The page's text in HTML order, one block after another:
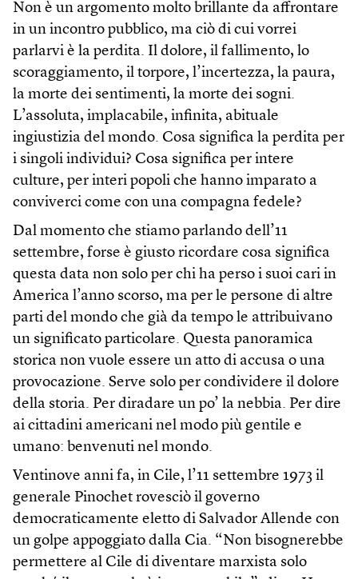
Non è un argomento molto brillante da affrontare
in un incontro pubblico, ma ciò di cui vorrei
parlarvi è la perdita. Il dolore, il fallimento, lo
scoraggiamento, il torpore, l’incertezza, la paura,
la morte dei sentimenti, la morte dei sogni.
L’assoluta, implacabile, infinita, abituale
ingiustizia del mondo. Cosa significa la perdita per
i singoli individui? Cosa significa per intere
culture, per interi popoli che hanno imparato a
conviverci come con una compagna fedele?
Dal momento che stiamo parlando dell’11
settembre, forse è giusto ricordare cosa significa
questa data non solo per chi ha perso i suoi cari in
America l’anno scorso, ma per le persone di altre
parti del mondo che già da tempo le attribuivano
un significato particolare. Questa panoramica
storica non vuole essere un atto di accusa o una
provocazione. Serve solo per condividere il dolore
della storia. Per diradare un po’ la nebbia. Per dire
ai cittadini americani nel modo più gentile e
umano: benvenuti nel mondo.
Ventinove anni fa, in Cile, l’11 settembre 1973 il
generale Pinochet rovesciò il governo
democraticamente eletto di Salvador Allende con
un golpe appoggiato dalla Cia. “Non bisognerebbe
permettere al Cile di diventare marxista solo